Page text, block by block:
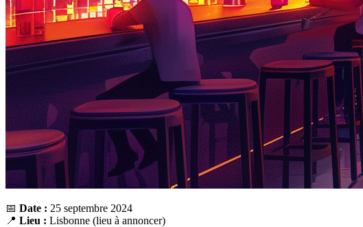
📅 Date : 25 septembre 2024
📍 Lieu : Lisbonne (lieu à annoncer)